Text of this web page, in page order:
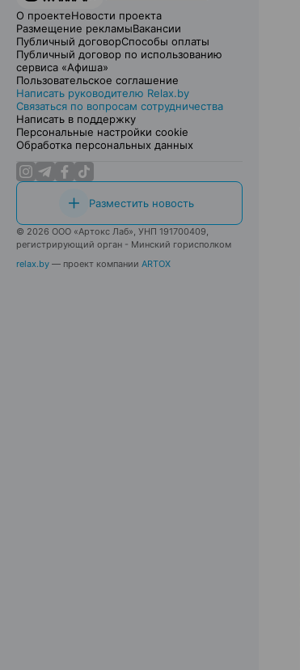
О проектеНовости проекта
Размещение рекламыВакансии
Публичный договорСпособы оплаты
Публичный договор по использованию
сервиса «Афиша»
Пользовательское соглашение
Написать руководителю Relax.by
Связаться по вопросам сотрудничества
Написать в поддержку
Персональные настройки cookie
Обработка персональных данных
Разместить новость
© 2026 ООО «Артокс Лаб», УНП 191700409,
регистрирующий орган - Минский горисполком
relax.by — проект компании ARTOX